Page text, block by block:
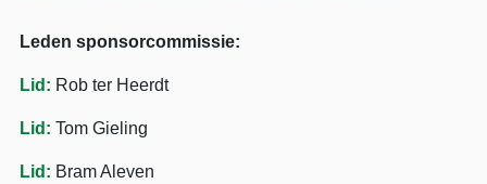
Leden sponsorcommissie:
Lid: Rob ter Heerdt
Lid: Tom Gieling
Lid: Bram Aleven